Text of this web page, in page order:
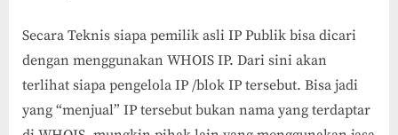
Secara Teknis siapa pemilik asli IP Publik bisa dicari
dengan menggunakan WHOIS IP. Dari sini akan
terlihat siapa pengelola IP /blok IP tersebut. Bisa jadi
yang “menjual” IP tersebut bukan nama yang terdaptar